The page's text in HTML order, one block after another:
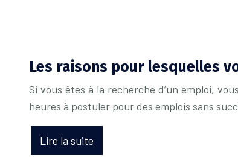
Les raisons pour lesquelles
Si vous êtes à la recherche d’un emploi,
heures à postuler pour des emplois sans
Lire la suite